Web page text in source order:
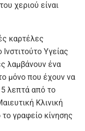
χεριού είναι
καρτέλες
Υγείας
λαμβάνουν ένα
μόνο που έχουν να
5 λεπτά από το
Κλινική
γραφείο κίνησης